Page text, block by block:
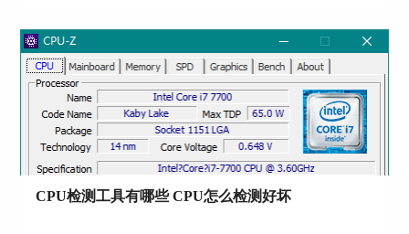
以及密码永不过期。
进行压力测试也是必要的。对于笔记本电脑来说，笔记本电
脑烤机有必要吗？笔记本电脑烤机了会有损伤吗？本文向大
家作简单介绍。...
CPU检测工具有哪些 CPU怎么检测好坏